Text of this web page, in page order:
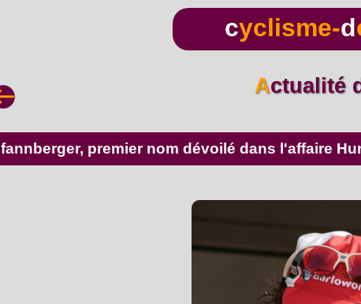
cyclisme-d
Actualité
Pfannberger, premier nom dévoilé dans l'affaire